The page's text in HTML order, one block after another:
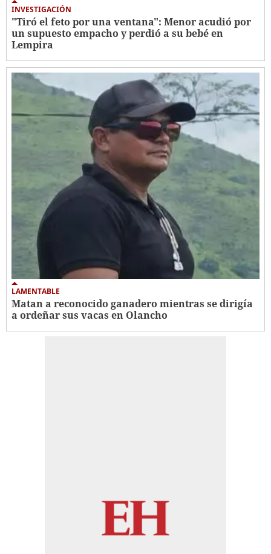
INVESTIGACIÓN
"Tiró el feto por una ventana": Menor acudió por
un supuesto empacho y perdió a su bebé en
Lempira
LAMENTABLE
Matan a reconocido ganadero mientras se dirigía
a ordeñar sus vacas en Olancho